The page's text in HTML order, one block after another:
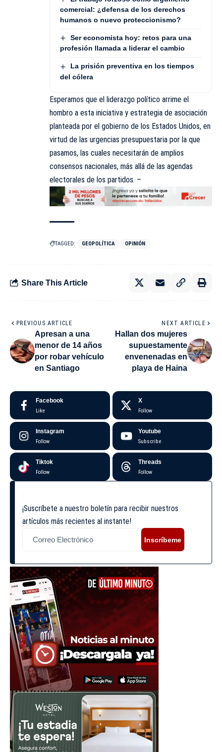
comercial: ¿defensa de los derechos
humanos o nuevo proteccionismo?
Ser economista hoy: retos para una
profesión llamada a liderar el cambio
La prisión preventiva en los tiempos
del cólera
Esperamos que el liderazgo político arrime el
hombro a esta iniciativa y estrategia de asociación
planteada por el gobierno de los Estados Unidos, en
virtud de las urgencias presupuestaria por la que
pasamos, las cuales necesitarán de amplios
consensos nacionales, más allá de las agendas
electorales de los partidos. –
TAGGED: GEOPOLÍTICA OPINIÓN
Share This Article
PREVIOUS ARTICLE
Apresan a una
menor de 14 años
por robar vehículo
en Santiago
NEXT ARTICLE
Hallan dos mujeres
supuestamente
envenenadas en
playa de Haina
Facebook
Like
X
Follow
Instagram
Follow
Youtube
Subscribe
Tiktok
Follow
Threads
Follow
¡Suscríbete a nuestro boletín para recibir nuestros
artículos más recientes al instante!
Inscríbeme